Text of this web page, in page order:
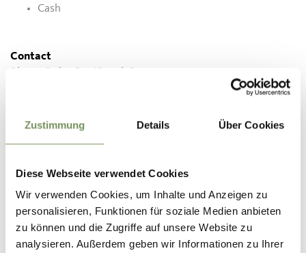
Zustimmung Details Über Cookies
Diese Webseite verwendet Cookies
Wir verwenden Cookies, um Inhalte und Anzeigen zu
personalisieren, Funktionen für soziale Medien anbieten
zu können und die Zugriffe auf unsere Website zu
analysieren. Außerdem geben wir Informationen zu Ihrer
Cash
Contact
Pisten Pub - Bar/Snack Bar
DID YOU FIND THIS CONTENT HELPFUL?